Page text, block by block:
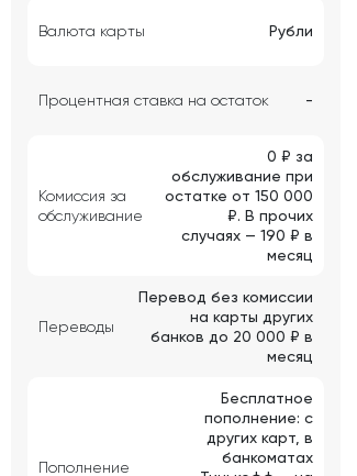
Валюта карты Рубли
Процентная ставка на остаток -
Комиссия за
обслуживание
0 ₽ за
обслуживание при
остатке от 150 000
₽. В прочих
случаях — 190 ₽ в
месяц
Переводы
Перевод без комиссии
на карты других
банков до 20 000 ₽ в
месяц
Пополнение
Бесплатное
пополнение: с
других карт, в
банкоматах